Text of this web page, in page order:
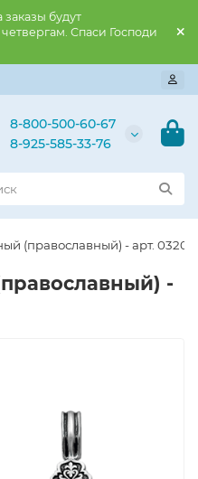
заказы будут
Спаси Господи
8-800-500-60-67
8-925-585-33-76
(православный) - арт. 03207
-